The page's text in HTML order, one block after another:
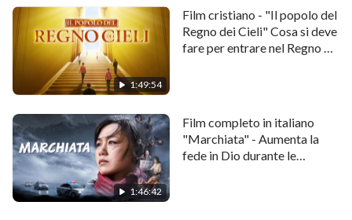
La protagonista di questo film è uno di quelli numerosi
credenti. Quando affronta ilVangelodegli ultimi
giorni di Dio Onnipotente, viene ingannata e
influenzata dalle maldicenze diffuse dal governo PCC
e dai capi religiosi, e si perde nella confusione… Dopo
alcuni intensi dibattiti, comprende la verità dalle
parole di Dio Onnipotente e finalmente riesce a
distinguere i fatti reali che stanno alla spalle di quelle
maldicenze. Si libera dalla trappola e contempla la
1:49:54
Film cristiano - "Il popolo del
Regno dei Cieli" Cosa si deve
fare per entrare nel Regno di
1:46:42
Film completo in italiano
"Marchiata" - Aumenta la
fede in Dio durante le